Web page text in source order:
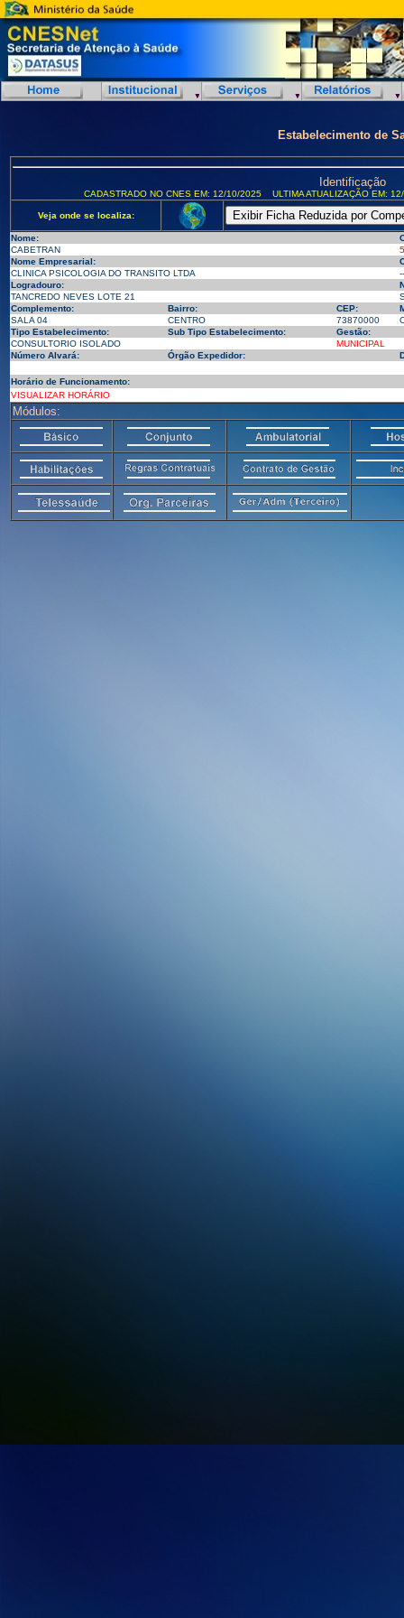
Estabelecimento de
Identificação
CADASTRADO NO CNES EM: 12/10/2025 ULTIMA ATUALIZAÇÃO EM:
Veja onde se localiza:
Nome:
CABETRAN
Nome Empresarial:
CLINICA PSICOLOGIA DO TRANSITO LTDA
--
Logradouro:
TANCREDO NEVES LOTE 21
Complemento:
Bairro: CEP:
SALA 04
CENTRO 73870000
Tipo Estabelecimento:
Sub Tipo Estabelecimento:
Gestão:
CONSULTORIO ISOLADO
MUNICIPAL
Número Alvará:
Órgão Expedidor:
Horário de Funcionamento:
VISUALIZAR HORÁRIO
Módulos: